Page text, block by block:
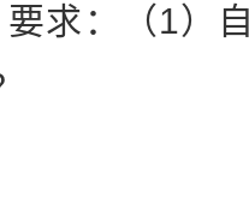
求：（1）